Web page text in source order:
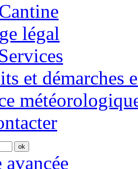
légal
et démarches
avancée